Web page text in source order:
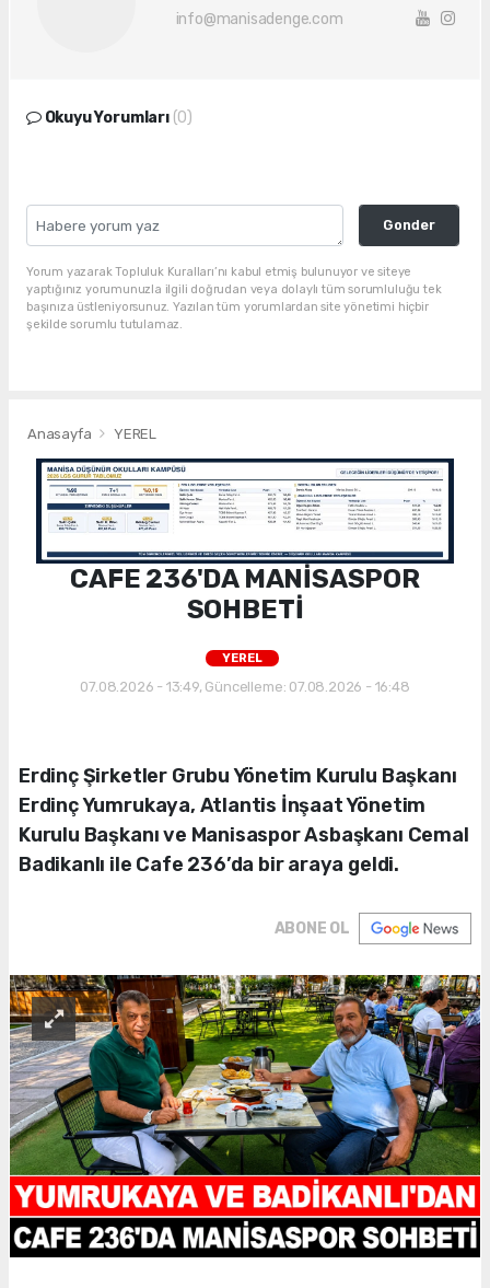
info@manisadenge.com
Okuyu Yorumları (0)
Gonder
Yorum yazarak Topluluk Kuralları’nı kabul etmiş bulunuyor ve siteye
yaptığınız yorumunuzla ilgili doğrudan veya dolaylı tüm sorumluluğu tek
başınıza üstleniyorsunuz. Yazılan tüm yorumlardan site yönetimi hiçbir
şekilde sorumlu tutulamaz.
Anasayfa YEREL
CAFE 236'DA MANİSASPOR
SOHBETİ
YEREL
07.08.2026 - 13:49, Güncelleme: 07.08.2026 - 16:48
Erdinç Şirketler Grubu Yönetim Kurulu Başkanı
Erdinç Yumrukaya, Atlantis İnşaat Yönetim
Kurulu Başkanı ve Manisaspor Asbaşkanı Cemal
Badikanlı ile Cafe 236’da bir araya geldi.
ABONE OL